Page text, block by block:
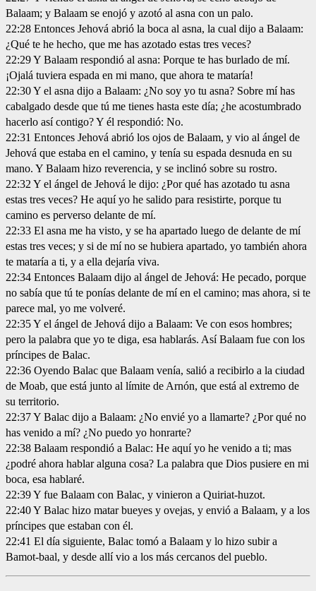
Balaam; y Balaam se enojó y azotó al asna con un palo.
22:28 Entonces Jehová abrió la boca al asna, la cual dijo a Balaam:
¿Qué te he hecho, que me has azotado estas tres veces?
22:29 Y Balaam respondió al asna: Porque te has burlado de mí.
¡Ojalá tuviera espada en mi mano, que ahora te mataría!
22:30 Y el asna dijo a Balaam: ¿No soy yo tu asna? Sobre mí has
cabalgado desde que tú me tienes hasta este día; ¿he acostumbrado
hacerlo así contigo? Y él respondió: No.
22:31 Entonces Jehová abrió los ojos de Balaam, y vio al ángel de
Jehová que estaba en el camino, y tenía su espada desnuda en su
mano. Y Balaam hizo reverencia, y se inclinó sobre su rostro.
22:32 Y el ángel de Jehová le dijo: ¿Por qué has azotado tu asna
estas tres veces? He aquí yo he salido para resistirte, porque tu
camino es perverso delante de mí.
22:33 El asna me ha visto, y se ha apartado luego de delante de mí
estas tres veces; y si de mí no se hubiera apartado, yo también ahora
te mataría a ti, y a ella dejaría viva.
22:34 Entonces Balaam dijo al ángel de Jehová: He pecado, porque
no sabía que tú te ponías delante de mí en el camino; mas ahora, si te
parece mal, yo me volveré.
22:35 Y el ángel de Jehová dijo a Balaam: Ve con esos hombres;
pero la palabra que yo te diga, esa hablarás. Así Balaam fue con los
príncipes de Balac.
22:36 Oyendo Balac que Balaam venía, salió a recibirlo a la ciudad
de Moab, que está junto al límite de Arnón, que está al extremo de
su territorio.
22:37 Y Balac dijo a Balaam: ¿No envié yo a llamarte? ¿Por qué no
has venido a mí? ¿No puedo yo honrarte?
22:38 Balaam respondió a Balac: He aquí yo he venido a ti; mas
¿podré ahora hablar alguna cosa? La palabra que Dios pusiere en mi
boca, esa hablaré.
22:39 Y fue Balaam con Balac, y vinieron a Quiriat-huzot.
22:40 Y Balac hizo matar bueyes y ovejas, y envió a Balaam, y a los
príncipes que estaban con él.
22:41 El día siguiente, Balac tomó a Balaam y lo hizo subir a
Bamot-baal, y desde allí vio a los más cercanos del pueblo.